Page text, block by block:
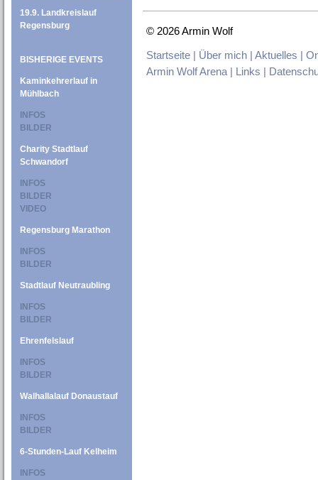
19.9. Landkreislauf
Regensburg
BISHERIGE EVENTS
Kaminkehrerlauf in
Mühlbach
INFOS
BILDER
Charity Stadtlauf
Schwandorf
INFOS
BILDER
VIDEO
Regensburg Marathon
INFOS
BILDER
Stadtlauf Neutraubling
INFOS
BILDER
Ehrenfelslauf
INFOS
BILDER
Walhallalauf Donaustauf
INFOS
BILDER
6-Stunden-Lauf Kelheim
INFOS
© 2026 Armin Wolf
Startseite | Über mich | Aktuelles |
Armin Wolf Arena | Links |